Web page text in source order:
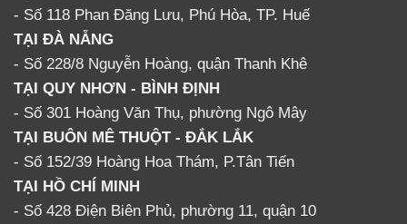
- Số 118 Phan Đăng Lưu, Phú Hòa, TP. Huế
TẠI ĐÀ NẴNG
- Số 228/8 Nguyễn Hoàng, quận Thanh Khê
TẠI QUY NHƠN - BÌNH ĐỊNH
- Số 301 Hoàng Văn Thụ, phường Ngô Mây
TẠI BUÔN MÊ THUỘT - ĐẮK LẮK
- Số 152/39 Hoàng Hoa Thám, P.Tân Tiến
TẠI HỒ CHÍ MINH
- Số 428 Điện Biên Phủ, phường 11, quận 10